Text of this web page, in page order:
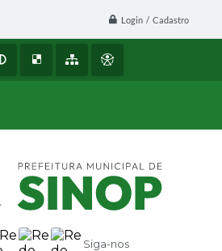
Login / Cadastro
Siga-nos